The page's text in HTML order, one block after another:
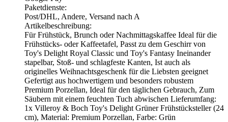
Paketdienste:
Post/DHL, Andere, Versand nach A
Artikelbeschreibung:
Für Frühstück, Brunch oder Nachmittagskaffee Ideal für die
Frühstücks- oder Kaffeetafel, Passt zu dem Geschirr von
Toy's Delight Royal Classic und Toy's Fantasy Ineinander
stapelbar, Stoß- und schlagfeste Kanten, Ist auch als
originelles Weihnachtsgeschenk für die Liebsten geeignet
Gefertigt aus hochwertigem und besonders robustem
Premium Porzellan, Ideal für den täglichen Gebrauch, Zum
Säubern mit einem feuchten Tuch abwischen Lieferumfang:
1x Villeroy & Boch Toy's Delight Grüner Frühstücksteller (24
cm), Material: Premium Porzellan, Farbe: Grün